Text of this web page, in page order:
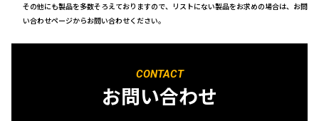
その他にも製品を多数そろえておりますので、リストにない製品をお求めの場合は、お問
い合わせページからお問い合わせください。
CONTACT
お問い合わせ